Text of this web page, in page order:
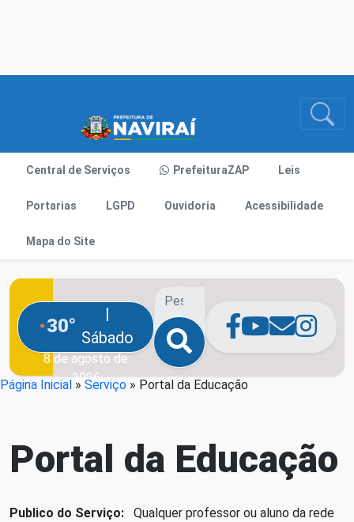
Central de Serviços PrefeituraZAP Leis
Portarias LGPD Ouvidoria Acessibilidade
Mapa do Site
30°
|
Sábado
8 de agosto de
2026
Página Inicial » Serviço » Portal da Educação
Portal da Educação
Publico do Serviço: Qualquer professor ou aluno da rede